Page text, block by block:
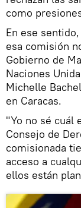
como
En ese
esa comisión
Gobierno de
Naciones
Michelle
en Caracas.
"Yo no sé cuál
Consejo de
comisionada
acceso a
ellos están